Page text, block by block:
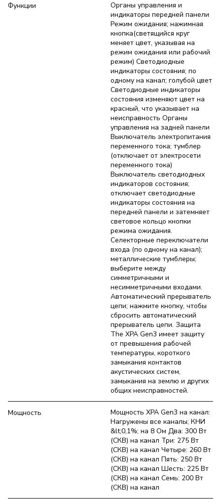
Функции
Органы управления и
индикаторы передней панели
Режим ожидания; нажимная
кнопка(светящийся круг
меняет цвет, указывая на
режим ожидания или рабочий
режим) Светодиодные
индикаторы состояния; по
одному на канал; голубой цвет
Светодиодные индикаторы
состояния изменяют цвет на
красный, что указывает на
неисправность Органы
управления на задней панели
Выключатель электропитания
переменного тока; тумблер
(отключает от электросети
переменного тока)
Выключатель светодиодных
индикаторов состояния;
отключает светодиодные
индикаторы состояния на
передней панели и затемняет
световое кольцо кнопки
режима ожидания.
Селекторные переключатели
входа (по одному на канал);
металлические тумблеры;
выберите между
симметричными и
несимметричными входами.
Автоматический прерыватель
цепи; нажмите кнопку, чтобы
сбросить автоматический
прерыватель цепи. Защита
The XPA Gen3 имеет защиту
от превышения рабочей
температуры, короткого
замыкания контактов
акустических систем,
замыкания на землю и других
общих неисправностей.
Мощность
Мощность XPA Gen3 на канал:
Нагружены все каналы; КНИ
&lt;0,1%; на 8 Ом Два: 300 Вт
(СКВ) на канал Три: 275 Вт
(СКВ) на канал Четыре: 260 Вт
(СКВ) на канал Пять: 250 Вт
(СКВ) на канал Шесть: 225 Вт
(СКВ) на канал Семь: 200 Вт
(СКВ) на канал